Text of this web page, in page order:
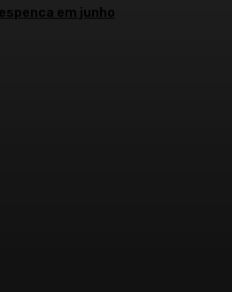
em junho